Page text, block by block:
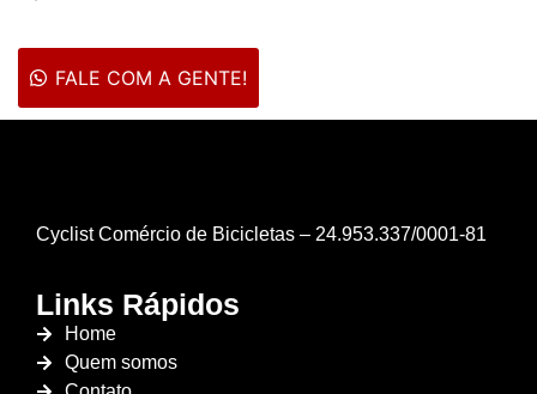
FALE COM A GENTE!
Cyclist Comércio de Bicicletas – 24.953.337/0001-81
Links Rápidos
Home
Quem somos